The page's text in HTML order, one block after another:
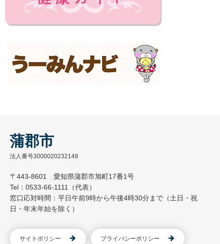
蒲郡市
法人番号3000020232149
〒443-8601 愛知県蒲郡市旭町17番1号
Tel：0533-66-1111（代表）
窓口応対時間：平日午前9時から午後4時30分まで（土日・祝
日・年末年始を除く）
サイトポリシー プライバシーポリシー